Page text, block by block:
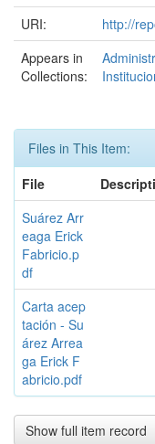
URI:
http://
Appears in
Collections:
Files in This Item:
File
Suárez Arr
eaga Erick
Fabricio.p
df
Carta acep
tación - Su
árez Arrea
ga Erick F
abricio.pdf
Show full item record